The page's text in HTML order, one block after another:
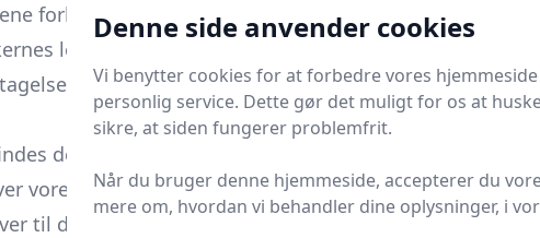
forbliver smukke og sikre at bære, deler vi best
levetid.
undervejs, når man køber og vedligeholder
der også en række fantastiske
, som er
vores anbefalinger.
til de traditionelle øreringe til børn.
Denne side anvender cookies
Vi benytter cookies for at forbedre vores
personlig service. Dette gør det muligt for os at
sikre, at siden fungerer problemfrit.
Når du bruger denne hjemmeside, accepterer du
mere om, hvordan vi behandler dine oplysninger, i